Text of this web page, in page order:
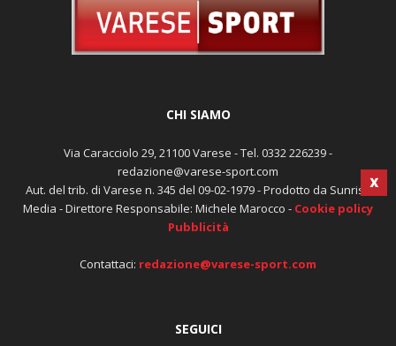
X
CHI SIAMO
Via Caracciolo 29, 21100 Varese - Tel. 0332 226239 -
redazione@varese-sport.com
Aut. del trib. di Varese n. 345 del 09-02-1979 - Prodotto da Sunrise
Media - Direttore Responsabile: Michele Marocco - Cookie policy
Pubblicità
Contattaci: redazione@varese-sport.com
SEGUICI